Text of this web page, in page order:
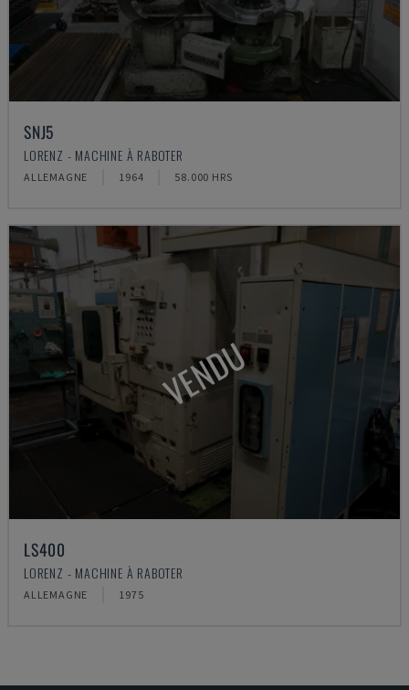
SNJ5
LORENZ - MACHINE À RABOTER
ALLEMAGNE 1964 58.000 HRS
VENDU
LS400
LORENZ - MACHINE À RABOTER
ALLEMAGNE 1975